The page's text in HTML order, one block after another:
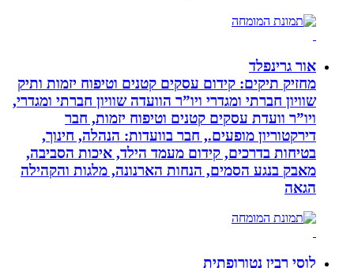
אור גרינפלד
מחזיק תיקים: קידום עסקים קטנים וטיפוח יזמות ותיק
שוויון חברתי ומגדרי ויו”ר הוועדה שוויון חברתי ומגדרי,
ויו”ר וועדת עסקים קטנים וטיפוח יזמות, חבר
דירקטוריון מופעים., חבר בוועדות: הנהלה, חינוך,
בטיחות בדרכים, קידום מעמד הילד, איכות הסביבה,
מאבק בנגע הסמים, הנחות הארנונה, מלגות והקהילה
הגאה
לוסי רבין נטורופתית